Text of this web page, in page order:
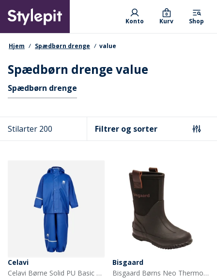
main
content
Primary departments
Konto Kurv
0
Shop
navigationssti
Hjem Spædbørn drenge value
Spædbørn drenge value
Hurtige links
Spædbørn drenge
Stilarter 200 Filtrer og sorter
Celavi
Celavi Børne Solid PU Basic Regntøj Sæt Havblå Oceanblue
Bisgaard
Bisgaard Børns Neo Thermo Gummistøvler Sort